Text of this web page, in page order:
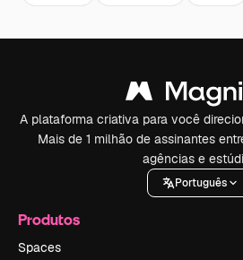
A plataforma criativa para você
Mais de 1 milhão de assinantes
agências e
Português
Produtos
Spaces